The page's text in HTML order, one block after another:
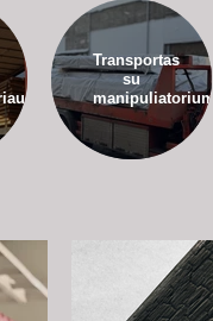
Transportas
su
manipuliatoriumi